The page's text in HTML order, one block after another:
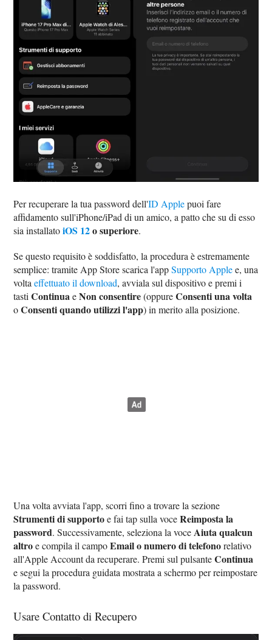
Per recuperare la tua password dell'ID Applepuoi fare
affidamento sull'iPhone/iPad di un amico, a patto che su di esso
sia installatoiOS 12o superiore.
Se questo requisito è soddisfatto, la procedura è estremamente
semplice: tramite App Store scarica l'appSupporto Applee, una
voltaeffettuato il download, avviala sul dispositivo e premi i
tastiContinuaeNon consentire(oppureConsenti una volta
oConsenti quando utilizzi l'app) in merito alla posizione.
Una volta avviata l'app, scorri fino a trovare la sezione
Strumenti di supportoe fai tap sulla voceReimposta la
password. Successivamente, seleziona la voce Aiuta qualcun
altroe compila il campoEmail o numero di telefonorelativo
all'Apple Account da recuperare. Premi sul pulsanteContinua
e segui la procedura guidata mostrata a schermo per reimpostare
la password.
Usare Contatto di Recupero